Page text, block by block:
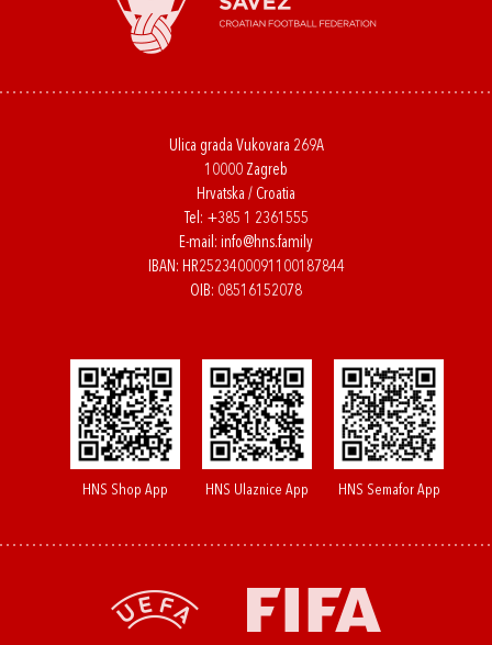
Ulica grada Vukovara 269A
10000 Zagreb
Hrvatska / Croatia
Tel: +385 1 2361555
E-mail: info@hns.family
IBAN: HR2523400091100187844
OIB: 08516152078
HNS Shop App HNS Ulaznice App HNS Semafor App